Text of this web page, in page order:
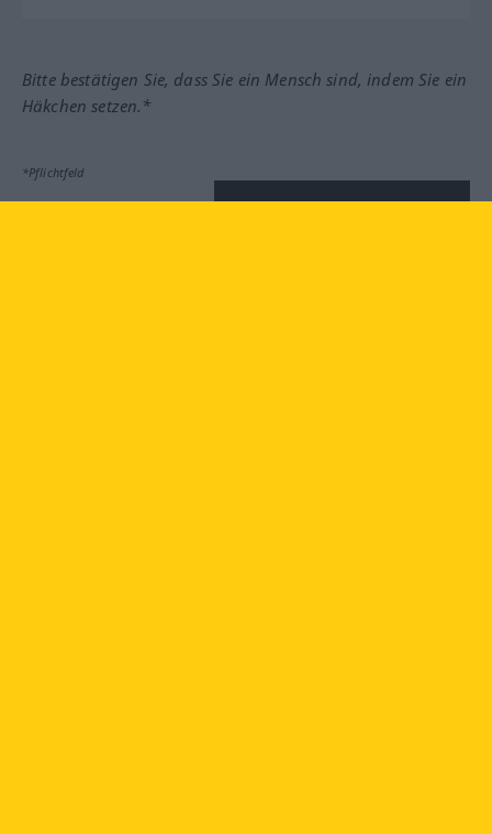
Bitte bestätigen Sie, dass Sie ein Mensch sind, indem Sie ein
Häkchen setzen.*
*Pflichtfeld
Feedback absenden